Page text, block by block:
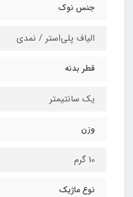
جنس نوک
الیاف پلی‌استر / نمدی
قطر بدنه
یک سانتیمتر
وزن
10 گرم
نوع ماژیک